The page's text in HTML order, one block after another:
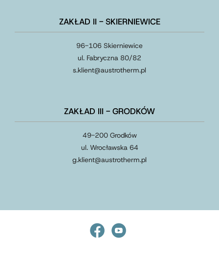
ZAKŁAD II - SKIERNIEWICE
96-106 Skierniewice
ul. Fabryczna 80/82
s.klient@austrotherm.pl
ZAKŁAD III - GRODKÓW
49-200 Grodków
ul. Wrocławska 64
g.klient@austrotherm.pl